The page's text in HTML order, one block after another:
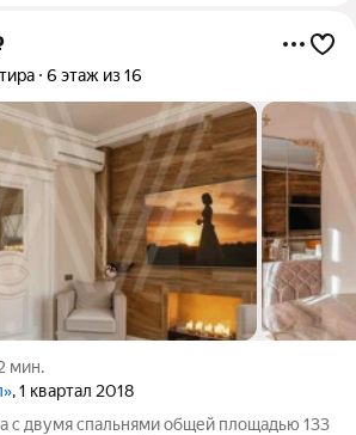
6 этаж из 16
мин.
, 1 квартал 2018
с двумя спальнями общей площадью 133